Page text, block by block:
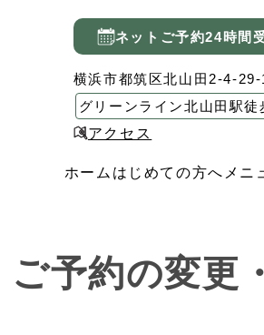
ネットご予約24時間
横浜市都筑区北山田2-4-29-
グリーンライン北山田駅徒
アクセス
ホーム はじめての方へ メニ
ご予約の変更